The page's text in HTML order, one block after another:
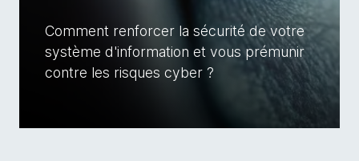
Comment renforcer la sécurité de votre
système d'information et vous prémunir
contre les risques cyber ?